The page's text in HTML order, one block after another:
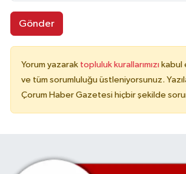
Gönder
Yorum yazarak topluluk kurallarımızı kabul
ve tüm sorumluluğu üstleniyorsunuz.
Çorum Haber Gazetesi hiçbir şekilde